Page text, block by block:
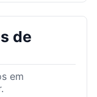
de
em